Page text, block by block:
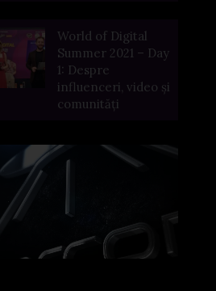
World of Digital
Summer 2021 – Day
1: Despre
influenceri, video și
comunități